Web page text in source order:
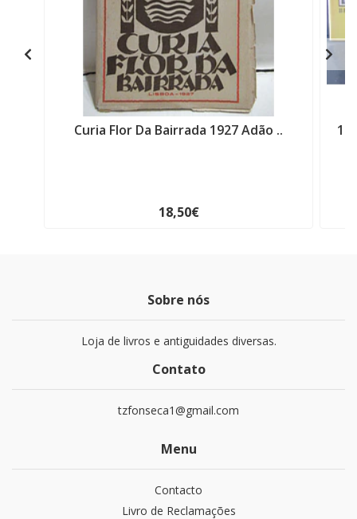
Curia Flor Da Bairrada 1927 Adão ..
18,50€
11
Sobre nós
Loja de livros e antiguidades diversas.
Contato
tzfonseca1@gmail.com
Menu
Contacto
Livro de Reclamações